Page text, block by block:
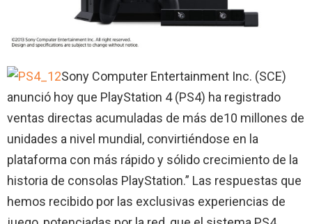
Sony Computer Entertainment Inc. (SCE)
anunció hoy que PlayStation 4 (PS4) ha registrado
ventas directas acumuladas de más de10 millones de
unidades a nivel mundial, convirtiéndose en la
plataforma con más rápido y sólido crecimiento de la
historia de consolas PlayStation.” Las respuestas que
hemos recibido por las exclusivas experiencias de